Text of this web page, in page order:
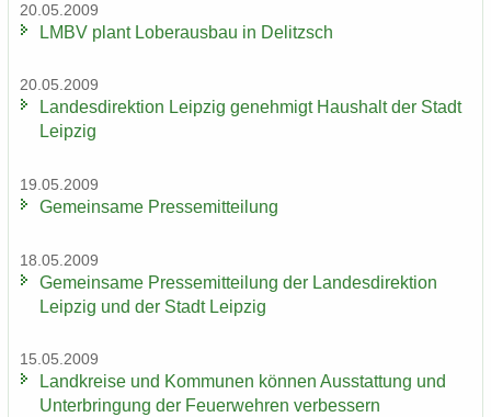
20.05.2009
LMBV plant Lober­aus­bau in De­litzsch
20.05.2009
Lan­des­di­rek­ti­on Leip­zig ge­neh­migt Haus­halt der Stadt
Leip­zig
19.05.2009
Ge­mein­sa­me Pres­se­mit­tei­lung
18.05.2009
Ge­mein­sa­me Pres­se­mit­tei­lung der Lan­des­di­rek­ti­on
Leip­zig und der Stadt Leip­zig
15.05.2009
Land­krei­se und Kom­mu­nen kön­nen Aus­stat­tung und
Un­ter­brin­gung der Feu­er­weh­ren ver­bes­sern